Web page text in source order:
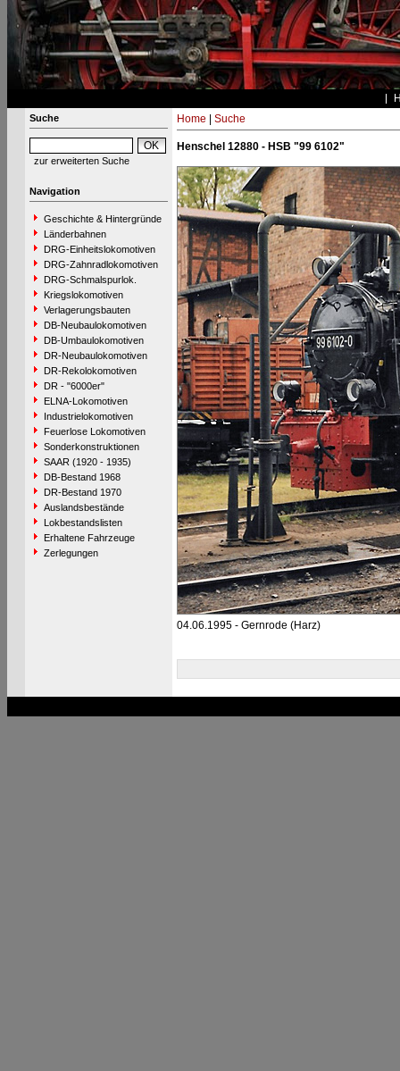
Suche
zur erweiterten Suche
Navigation
Geschichte & Hintergründe
Länderbahnen
DRG-Einheitslokomotiven
DRG-Zahnradlokomotiven
DRG-Schmalspurlok.
Kriegslokomotiven
Verlagerungsbauten
DB-Neubaulokomotiven
DB-Umbaulokomotiven
DR-Neubaulokomotiven
DR-Rekolokomotiven
DR - "6000er"
ELNA-Lokomotiven
Industrielokomotiven
Feuerlose Lokomotiven
Sonderkonstruktionen
SAAR (1920 - 1935)
DB-Bestand 1968
DR-Bestand 1970
Auslandsbestände
Lokbestandslisten
Erhaltene Fahrzeuge
Zerlegungen
Home Suche
Henschel 12880 - HSB "99 6102"
04.06.1995 - Gernrode (Harz)